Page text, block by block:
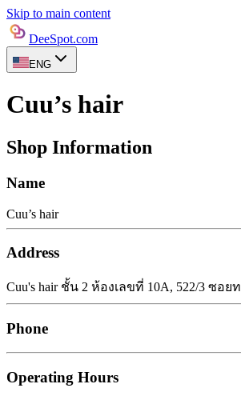
Skip to main content
DeeSpot.com
ENG
Cuu’s hair
Shop Information
Name
Cuu’s hair
Address
Cuu's hair ชั้น 2 ห้องเลขที่ 10A, 522/3 ซ
Phone
Operating Hours